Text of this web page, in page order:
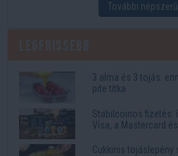
További
3 alma és 3 tojás:
pite titka
Stabilcoinos fizetés:
Visa, a Mastercard
Cukkinis tojáslepény